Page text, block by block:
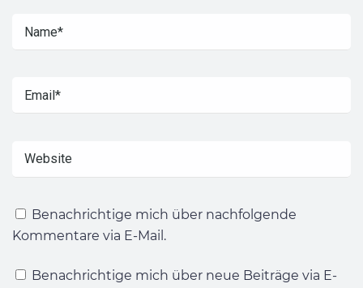
Benachrichtige mich über nachfolgende
Kommentare via E-Mail.
Benachrichtige mich über neue Beiträge via E-